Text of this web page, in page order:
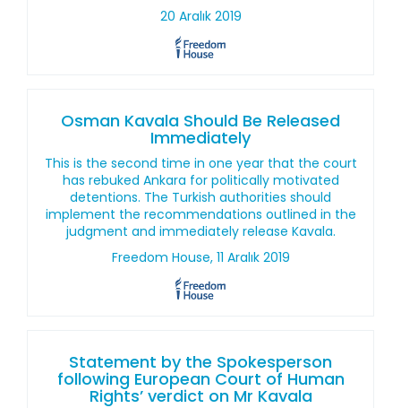
20 Aralık 2019
Osman Kavala Should Be Released
Immediately
This is the second time in one year that the court
has rebuked Ankara for politically motivated
detentions. The Turkish authorities should
implement the recommendations outlined in the
judgment and immediately release Kavala.
Freedom House, 11 Aralık 2019
Statement by the Spokesperson
following European Court of Human
Rights’ verdict on Mr Kavala